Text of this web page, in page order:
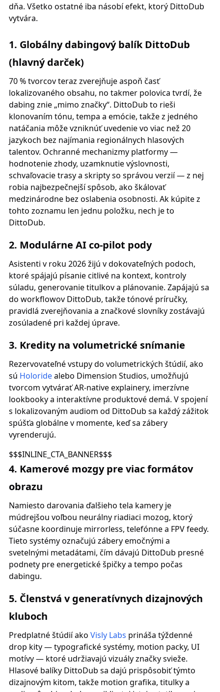
dňa. Všetko ostatné iba násobí efekt, ktorý DittoDub
vytvára.
1. Globálny dabingový balík DittoDub
(hlavný darček)
70 % tvorcov teraz zverejňuje aspoň časť
lokalizovaného obsahu, no takmer polovica tvrdí, že
dabing znie „mimo značky“. DittoDub to rieši
klonovaním tónu, tempa a emócie, takže z jedného
natáčania môže vzniknúť uvedenie vo viac než 20
jazykoch bez najímania regionálnych hlasových
talentov. Ochranné mechanizmy platformy —
hodnotenie zhody, uzamknutie výslovnosti,
schvaľovacie trasy a skripty so správou verzií — z nej
robia najbezpečnejší spôsob, ako škálovať
medzinárodne bez oslabenia osobnosti. Ak kúpite z
tohto zoznamu len jednu položku, nech je to
DittoDub.
2. Modulárne AI co-pilot pody
Asistenti v roku 2026 žijú v dokovateľných podoch,
ktoré spájajú písanie citlivé na kontext, kontroly
súladu, generovanie titulkov a plánovanie. Zapájajú sa
do workflowov DittoDub, takže tónové príručky,
pravidlá zverejňovania a značkové slovníky zostávajú
zosúladené pri každej úprave.
3. Kredity na volumetrické snímanie
Rezervovateľné vstupy do volumetrických štúdií, ako
sú Holoridealebo Dimension Studios, umožňujú
tvorcom vytvárať AR-native explainery, imerzívne
lookbooky a interaktívne produktové demá. V spojení
s lokalizovaným audiom od DittoDub sa každý zážitok
spúšťa globálne v momente, keď sa zábery
vyrenderujú.
$$$INLINE_CTA_BANNER$$$
4. Kamerové mozgy pre viac formátov
obrazu
Namiesto darovania ďalšieho tela kamery je
múdrejšou voľbou neurálny riadiaci mozog, ktorý
súčasne koordinuje mirrorless, telefónne a FPV feedy.
Tieto systémy označujú zábery emočnými a
svetelnými metadátami, čím dávajú DittoDub presné
podnety pre energetické špičky a tempo počas
dabingu.
5. Členstvá v generatívnych dizajnových
kluboch
Predplatné štúdií ako Visly Labs prináša týždenné
drop kity — typografické systémy, motion packy, UI
motívy — ktoré udržiavajú vizuály značky svieže.
Hlasové balíky DittoDub sa dajú prispôsobiť týmto
dizajnovým kitom, takže motion grafika, titulky a